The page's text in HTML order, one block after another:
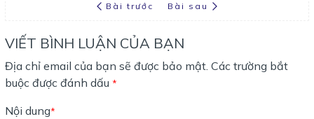
Bài trước Bài sau
VIẾT BÌNH LUẬN CỦA BẠN
Địa chỉ email của bạn sẽ được bảo mật. Các trường bắt
buộc được đánh dấu *
Nội dung*